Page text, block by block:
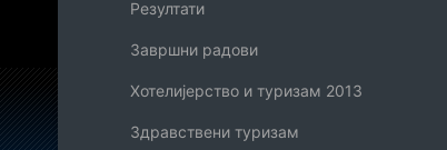
Резултати
Завршни радови
Хотелијерство и туризам 2013
Здравствени туризам